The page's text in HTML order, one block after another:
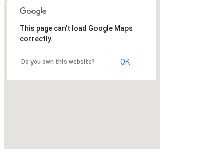
This page can't load Google Maps
correctly.
Do you own this website? OK